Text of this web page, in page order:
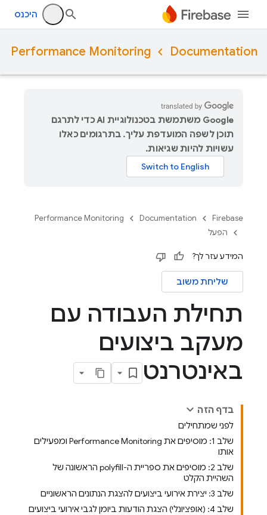
היכנס
Documentation
Performance Monitoring
‫Google משתמשת בטכנולוגיית AI כדי לתרגם
תוכן לשפה המועדפת עליך. בתרגומים כאלו
עשויות להיות שגיאות.
Firebase
Documentation
Performance Monitoring
הפעל
המידע עזר לך?
שליחת משוב
תחילת העבודה עם
מעקב ביצועים
באינטרנט
בדף הזה
לפני שמתחילים
שלב 1: מוסיפים את Performance Monitoring ומפעילים
אותו
שלב 2: מוסיפים את ספריית ה-polyfill הראשונה של
השהיית הקלט
שלב 3: יצירת אירועי ביצועים להצגת הנתונים הראשוניים
שלב 4: (אופציונלי) הצגת הודעות ביומן לגבי אירועי ביצועים